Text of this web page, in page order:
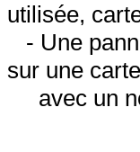
utilisée,
- Une
sur une
avec un